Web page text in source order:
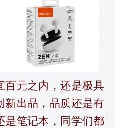
百元之内，还是极具
新出品，品质还是有
是笔记本，同学们都